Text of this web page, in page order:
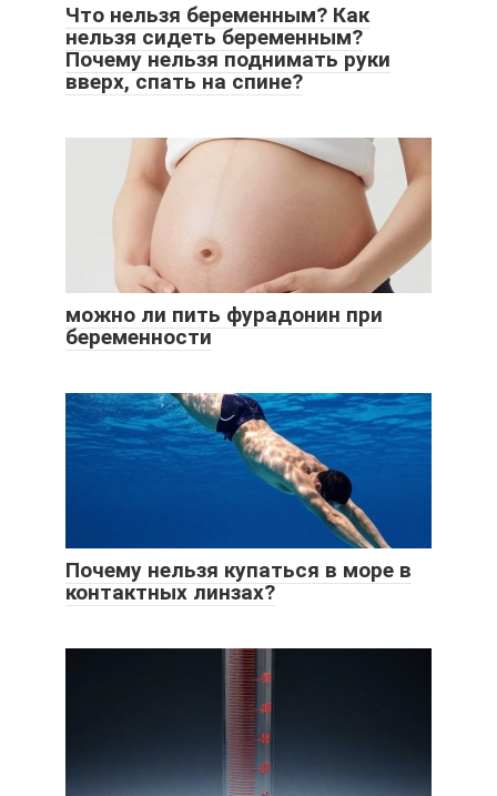
Что нельзя беременным? Как
нельзя сидеть беременным?
Почему нельзя поднимать руки
вверх, спать на спине?
можно ли пить фурадонин при
беременности
Почему нельзя купаться в море в
контактных линзах?